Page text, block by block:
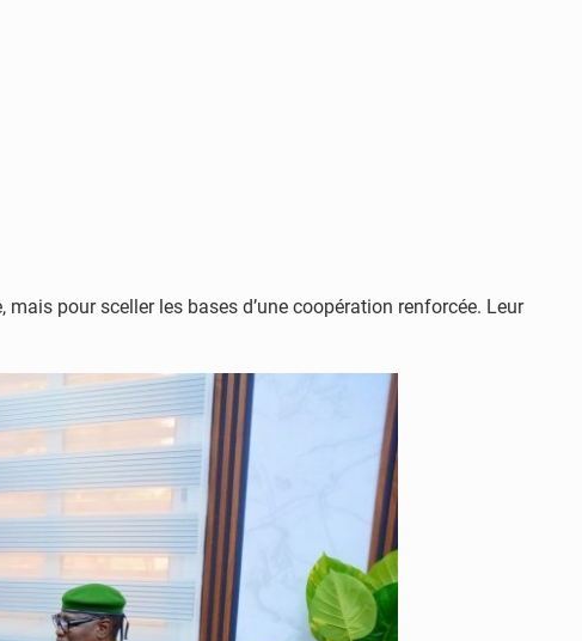
pour sceller les bases d’une coopération renforcée. Leur